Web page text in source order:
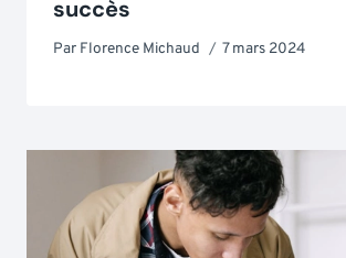
succès
Par Florence Michaud 7 mars 2024